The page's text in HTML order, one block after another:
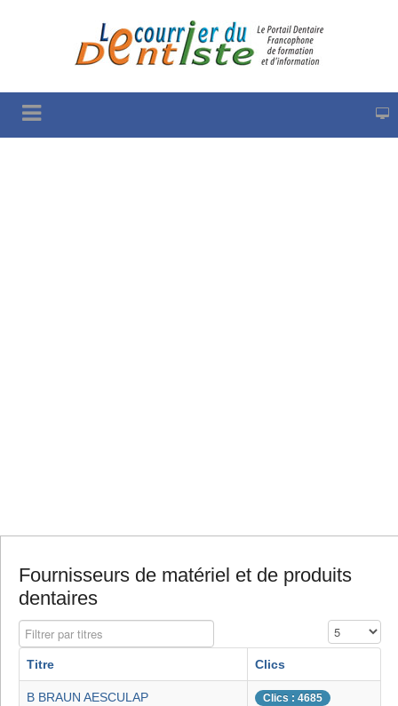
Fournisseurs de matériel et de produits
dentaires
Filtrer par titres Affichage #
Titre Clics
B BRAUN AESCULAP Clics : 4685